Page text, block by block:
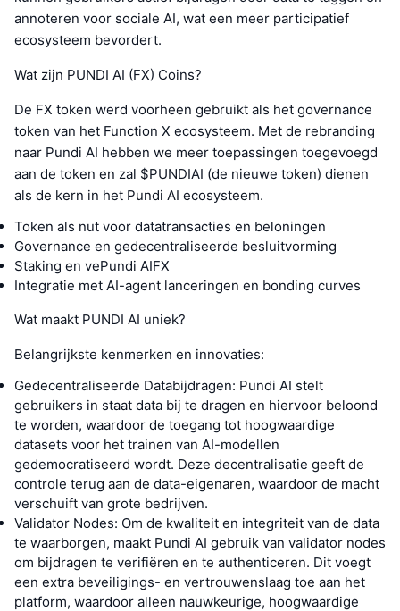
annoteren voor sociale AI, wat een meer participatief
ecosysteem bevordert.
Wat zijn PUNDI AI (FX) Coins?
De FX token werd voorheen gebruikt als het governance
token van het Function X ecosysteem. Met de rebranding
naar Pundi AI hebben we meer toepassingen toegevoegd
aan de token en zal $PUNDIAI (de nieuwe token) dienen
als de kern in het Pundi AI ecosysteem.
Token als nut voor datatransacties en beloningen
Governance en gedecentraliseerde besluitvorming
Staking en vePundi AIFX
Integratie met AI-agent lanceringen en bonding curves
Wat maakt PUNDI AI uniek?
Belangrijkste kenmerken en innovaties:
Gedecentraliseerde Databijdragen: Pundi AI stelt
gebruikers in staat data bij te dragen en hiervoor beloond
te worden, waardoor de toegang tot hoogwaardige
datasets voor het trainen van AI-modellen
gedemocratiseerd wordt. Deze decentralisatie geeft de
controle terug aan de data-eigenaren, waardoor de macht
verschuift van grote bedrijven.
Validator Nodes: Om de kwaliteit en integriteit van de data
te waarborgen, maakt Pundi AI gebruik van validator nodes
om bijdragen te verifiëren en te authenticeren. Dit voegt
een extra beveiligings- en vertrouwenslaag toe aan het
platform, waardoor alleen nauwkeurige, hoogwaardige